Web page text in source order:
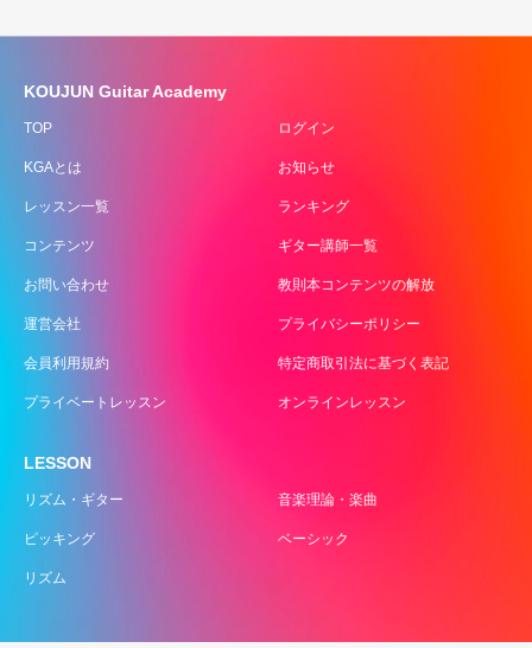
KOUJUN Guitar Academy
TOP ログイン
KGAとは お知らせ
レッスン一覧 ランキング
コンテンツ ギター講師一覧
お問い合わせ 教則本コンテンツの解放
運営会社 プライバシーポリシー
会員利用規約 特定商取引法に基づく表記
プライベートレッスン オンラインレッスン
LESSON
リズム・ギター 音楽理論・楽曲
ピッキング ベーシック
リズム